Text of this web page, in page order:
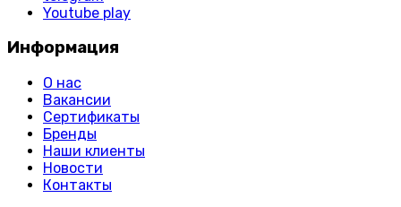
Youtube play
Информация
О нас
Вакансии
Сертификаты
Бренды
Наши клиенты
Новости
Контакты